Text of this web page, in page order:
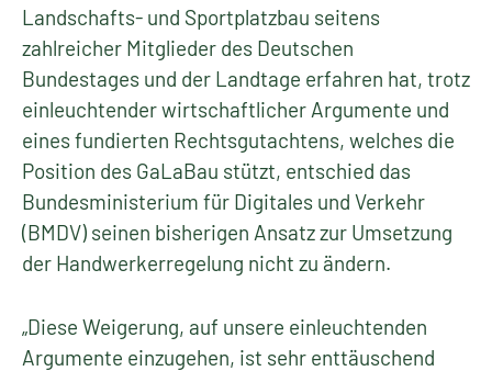
Landschafts- und Sportplatzbau seitens
zahlreicher Mitglieder des Deutschen
Bundestages und der Landtage erfahren hat, trotz
einleuchtender wirtschaftlicher Argumente und
eines fundierten Rechtsgutachtens, welches die
Position des GaLaBau stützt, entschied das
Bundesministerium für Digitales und Verkehr
(BMDV) seinen bisherigen Ansatz zur Umsetzung
der Handwerkerregelung nicht zu ändern.
„Diese Weigerung, auf unsere einleuchtenden
Argumente einzugehen, ist sehr enttäuschend